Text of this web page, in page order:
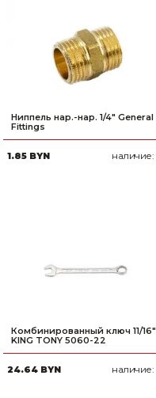
Ниппель нар.-нар. 1/4" General
Fittings
1.85 BYN наличие:
Комбинированный ключ 11/16"
KING TONY 5060-22
24.64 BYN наличие: